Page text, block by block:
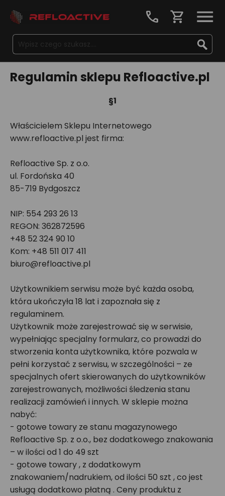
call shopping_cart
Regulamin sklepu Refloactive.pl
§1
Właścicielem Sklepu Internetowego
www.refloactive.pl jest firma:
Refloactive Sp. z o.o.
ul. Fordońska 40
85-719 Bydgoszcz
NIP: 554 293 26 13
REGON: 362872596
+48 52 324 90 10
Kom: +48 511 017 411
biuro@refloactive.pl
Użytkownikiem serwisu może być każda osoba,
która ukończyła 18 lat i zapoznała się z
regulaminem.
Użytkownik może zarejestrować się w serwisie,
wypełniając specjalny formularz, co prowadzi do
stworzenia konta użytkownika, które pozwala w
pełni korzystać z serwisu, w szczególności – ze
specjalnych ofert skierowanych do użytkowników
zarejestrowanych, możliwości śledzenia stanu
realizacji zamówień i innych. W sklepie można
nabyć:
- gotowe towary ze stanu magazynowego
Refloactive Sp. z o.o., bez dodatkowego znakowania
– w ilości od 1 do 49 szt
- gotowe towary , z dodatkowym
znakowaniem/nadrukiem, od ilości 50 szt , co jest
usługą dodatkowo płatną . Ceny produktu z